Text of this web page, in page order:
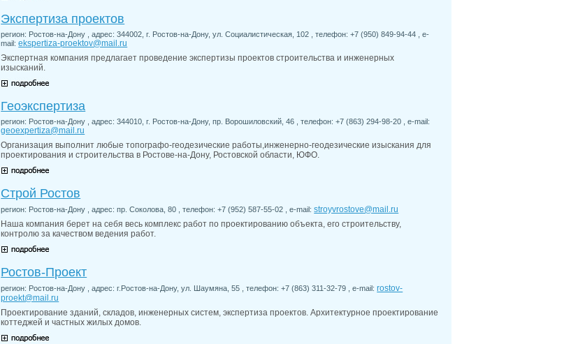
Экспертиза проектов
регион: Ростов-на-Дону , адрес: 344002, г. Ростов-на-Дону, ул. Социалистическая, 102 , телефон: +7 (950) 849-94-44 , e-
mail:ekspertiza-proektov@mail.ru
Экспертная компания предлагает проведение экспертизы проектов строительства и инженерных
изысканий.
Геоэкспертиза
регион: Ростов-на-Дону , адрес: 344010, г. Ростов-на-Дону, пр. Ворошиловский, 46 , телефон: +7 (863) 294-98-20 , e-mail:
geoexpertiza@mail.ru
Организация выполнит любые топографо-геодезические работы,инженерно-геодезические изыскания для
проектирования и строительства в Ростове-на-Дону, Ростовской области, ЮФО.
Строй Ростов
регион: Ростов-на-Дону , адрес: пр. Соколова, 80 , телефон: +7 (952) 587-55-02 , e-mail:stroyvrostove@mail.ru
Наша компания берет на себя весь комплекс работ по проектированию объекта, его строительству,
контролю за качеством ведения работ.
Ростов-Проект
регион: Ростов-на-Дону , адрес: г.Ростов-на-Дону, ул. Шаумяна, 55 , телефон: +7 (863) 311-32-79 , e-mail:rostov-
proekt@mail.ru
Проектирование зданий, складов, инженерных систем, экспертиза проектов. Архитектурное проектирование
коттеджей и частных жилых домов.